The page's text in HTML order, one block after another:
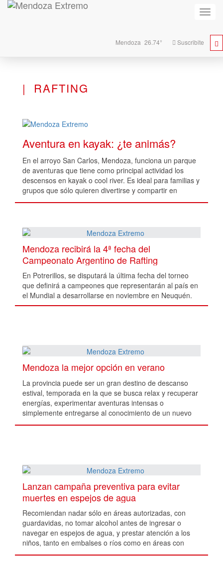
Mendoza 26.74° Suscribite
RAFTING
Aventura en kayak: ¿te animás?
En el arroyo San Carlos, Mendoza, funciona un parque
de aventuras que tiene como principal actividad los
descensos en kayak o cool river. Es ideal para familias y
grupos que sólo quieren divertirse y compartir en
contacto con la naturaleza.
Mendoza recibirá la 4ª fecha del
Campeonato Argentino de Rafting
En Potrerillos, se disputará la última fecha del torneo
que definirá a campeones que representarán al país en
el Mundial a desarrollarse en noviembre en Neuquén.
Mendoza la mejor opción en verano
La provincia puede ser un gran destino de descanso
estival, temporada en la que se busca relax y recuperar
energías, experimentar aventuras intensas o
simplemente entregarse al conocimiento de un nuevo
lugar y de nuevas sensaciones.
Lanzan campaña preventiva para evitar
muertes en espejos de agua
Recomiendan nadar sólo en áreas autorizadas, con
guardavidas, no tomar alcohol antes de ingresar o
navegar en espejos de agua, y prestar atención a los
niños, tanto en embalses o ríos como en áreas con
canales de riego.